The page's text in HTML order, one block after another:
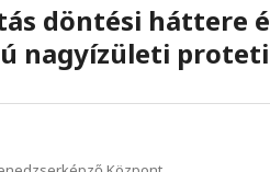
döntési háttere
nagyízületi